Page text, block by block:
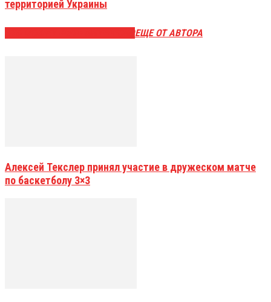
территорией Украины
ЕЩЕ ОТ АВТОРА
Алексей Текслер принял участие в дружеском матче
по баскетболу 3×3